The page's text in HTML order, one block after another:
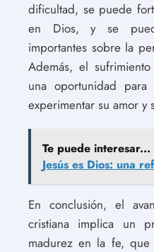
dificultad, se puede
en Dios, y se
importantes sobre la
Además, el
una oportunidad
experimentar su amor y
Te puede interesar...
Jesús es Dios: una
En conclusión, el
cristiana implica un
madurez en la fe,